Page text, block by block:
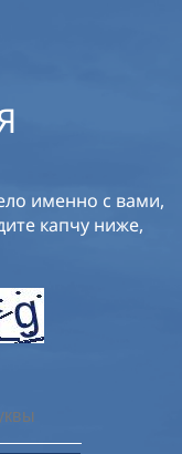
именно с вами,
капчу ниже,